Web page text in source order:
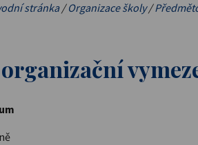
stránka/Organizace školy/
organizační